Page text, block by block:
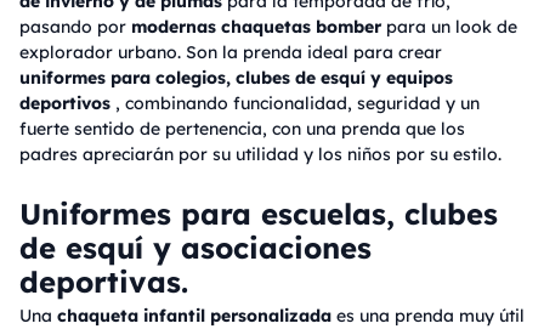
pasando por modernas chaquetas bomber para un look de
explorador urbano. Son la prenda ideal para crear
uniformes para colegios, clubes de esquí y equipos
deportivos , combinando funcionalidad, seguridad y un
fuerte sentido de pertenencia, con una prenda que los
padres apreciarán por su utilidad y los niños por su estilo.
Uniformes para escuelas, clubes
de esquí y asociaciones
deportivas.
Una chaqueta infantil personalizada es una prenda muy útil